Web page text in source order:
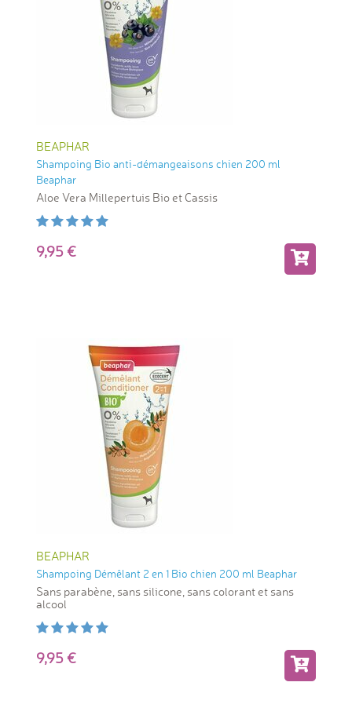
BEAPHAR
Shampoing Bio anti-démangeaisons chien 200 ml
Beaphar
Aloe Vera Millepertuis Bio et Cassis
9,95
BEAPHAR
Shampoing Démêlant 2 en 1 Bio chien 200 ml Beaphar
Sans parabène, sans silicone, sans colorant et sans
alcool
9,95